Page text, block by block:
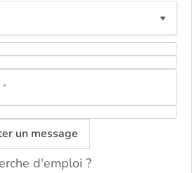
un message
d'emploi ?